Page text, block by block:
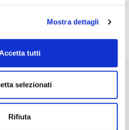
Mostra dettagli
Accetta tutti
selezionati
Rifiuta
beta di 0-10x / Innovation
solo alcune
frasi celebri dei ribelli